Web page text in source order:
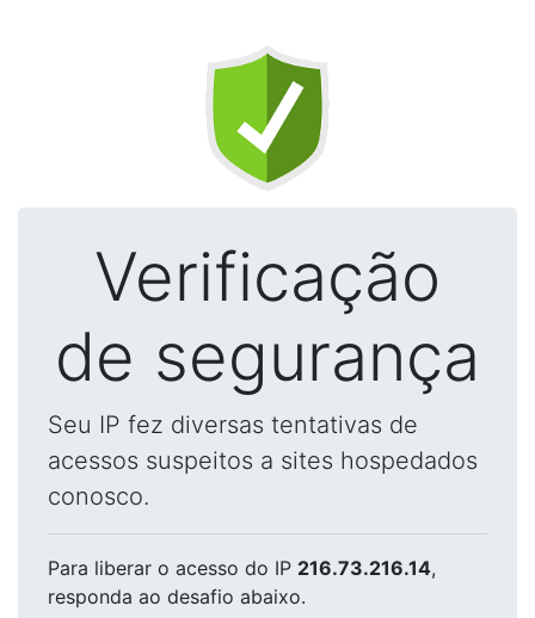
Verificação
de segurança
Seu IP fez diversas tentativas de
acessos suspeitos a sites hospedados
conosco.
Para liberar o acesso do IP 216.73.216.14,
responda ao desafio abaixo.